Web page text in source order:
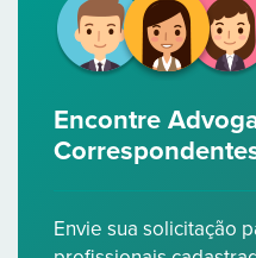
Encontre
Envie sua solicitação